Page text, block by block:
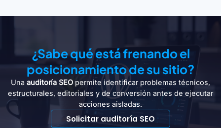
¿Sabe qué está frenando el
posicionamiento de su sitio?
Una auditoría SEO permite identificar problemas técnicos,
estructurales, editoriales y de conversión antes de ejecutar
acciones aisladas.
Solicitar auditoría SEO